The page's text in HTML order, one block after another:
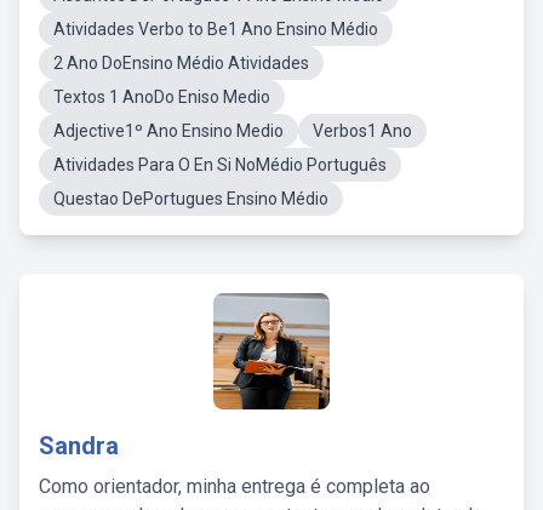
Atividades Verbo to Be1 Ano Ensino Médio
2 Ano DoEnsino Médio Atividades
Textos 1 AnoDo Eniso Medio
Adjective1º Ano Ensino Medio
Verbos1 Ano
Atividades Para O En Si NoMédio Português
Questao DePortugues Ensino Médio
Sandra
Como orientador, minha entrega é completa ao